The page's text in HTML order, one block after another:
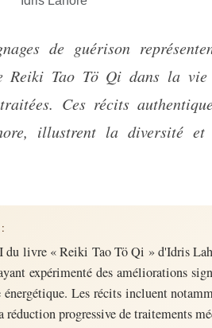
Reiki Tao Tö Qi dans la vie
traitées. Ces récits
illustrent la diversité et
livre « Reiki Tao Tö Qi » d'Idris
expérimenté des améliorations
énergétique. Les récits incluent
réduction progressive de traitements